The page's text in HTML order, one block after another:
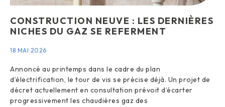
CONSTRUCTION NEUVE : LES DERNIÈRES
NICHES DU GAZ SE REFERMENT
18 MAI 2026
Annoncé au printemps dans le cadre du plan
d’électrification, le tour de vis se précise déjà. Un projet de
décret actuellement en consultation prévoit d’écarter
progressivement les chaudières gaz des